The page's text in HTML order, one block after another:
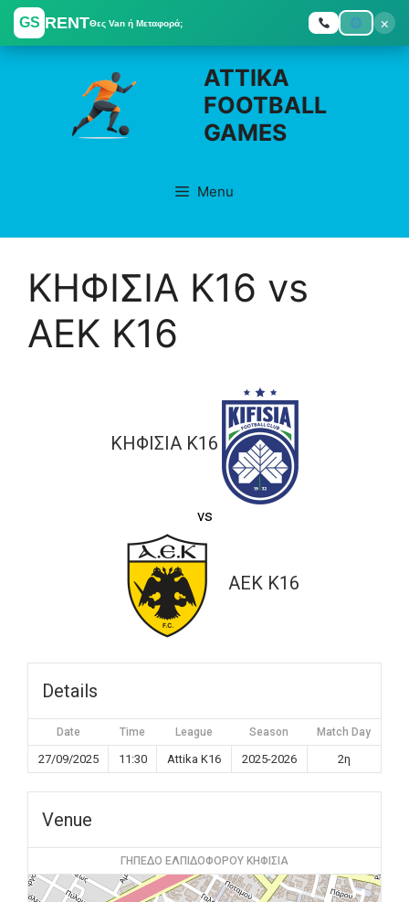
GS RENTΘες Van ή Μεταφορά;
×
Skip
ATTIKA
FOOTBALL
GAMES
Menu
ΚΗΦΙΣΙΑ K16 vs
ΑΕΚ K16
ΚΗΦΙΣΙΑ K16
vs
ΑΕΚ K16
Details
Date Time League Season Match Day
27/09/2025 11:30 Attika K16 2025-2026 2η
Venue
ΓΗΠΕΔΟ ΕΛΠΙΔΟΦΟΡΟΥ ΚΗΦΙΣΙΑ